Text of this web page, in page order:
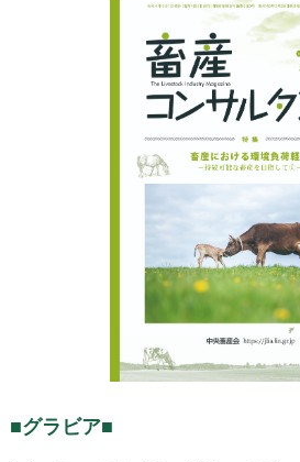
■グラビア■